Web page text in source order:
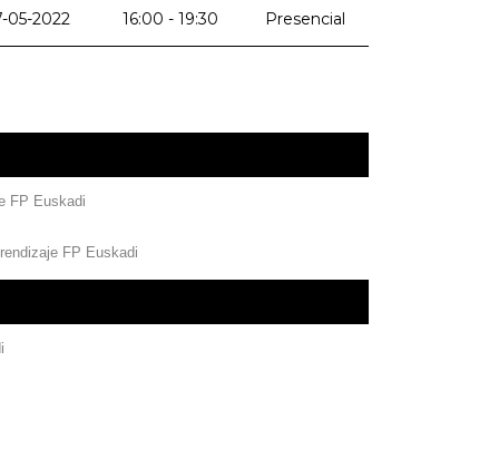
05-2022 16:00 - 19:30 Presencial
FP Euskadi
FP Euskadi